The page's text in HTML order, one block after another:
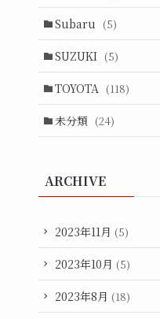
Subaru (5)
SUZUKI (5)
TOYOTA (118)
未分類 (24)
ARCHIVE
2023年11月 (5)
2023年10月 (5)
2023年8月 (18)